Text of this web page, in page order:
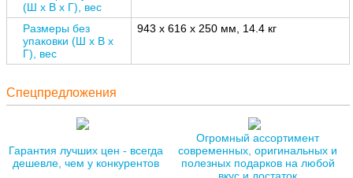
(Ш x В x Г), вес
Размеры без
упаковки (Ш x В x
Г), вес
943 x 616 x 250 мм, 14.4 кг
Спецпредложения
Гарантия лучших цен - всегда
дешевле, чем у конкурентов
Огромный ассортимент
современных, оригинальных и
полезных подарков на любой
вкус и достаток